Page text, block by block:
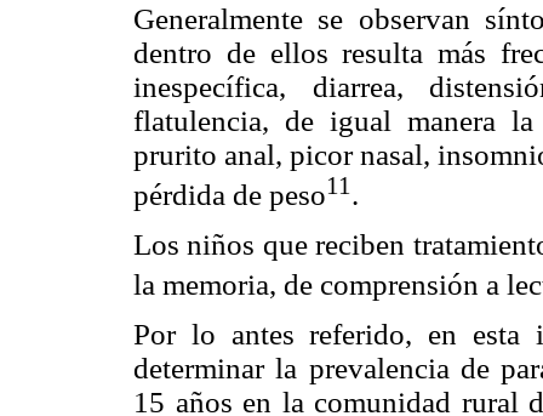
Generalmente se observan
dentro de ellos resulta más
inespecífica, diarrea,
flatulencia, de igual manera la
prurito anal, picor nasal,
pérdida de peso11 .
Los niños que reciben
la memoria, de comprensión a
Por lo antes referido, en esta
determinar la prevalencia de
15 años en la comunidad rural